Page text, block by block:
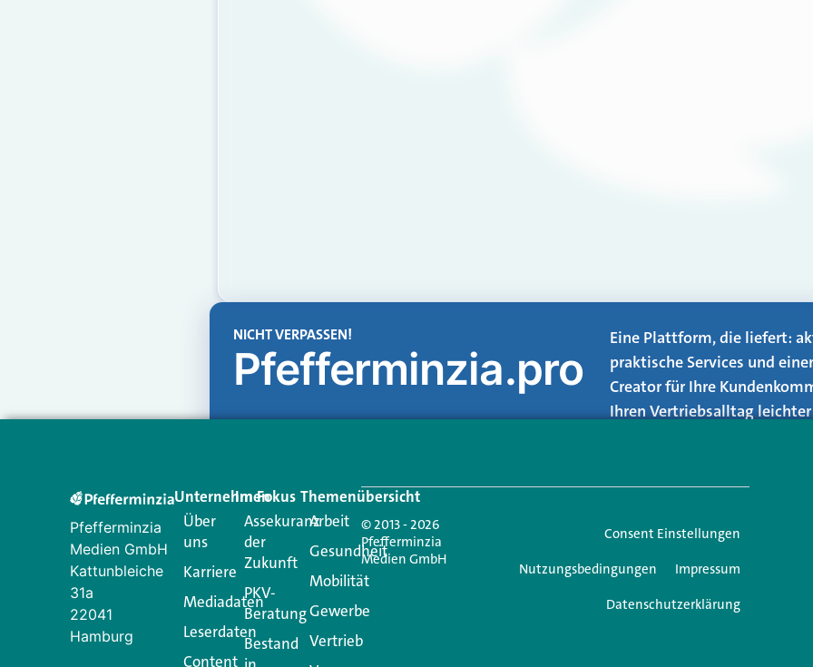
NICHT VERPASSEN!
Pfefferminzia.pro
Eine Plattform, die liefert:
praktische Services und
Creator für Ihre
Ihren Vertriebsalltag
Pfefferminzia
Medien GmbH
Kattunbleiche
31a
22041
Hamburg
Unternehmen
Über
uns
Karriere
Mediadaten
Leserdaten
Content
Im Fokus
Assekuranz
der
Zukunft
PKV-
Beratung
Bestand
Themenübersicht
Arbeit
Gesundheit
Mobilität
Gewerbe
Vertrieb
© 2013 - 2026
Pfefferminzia
Medien GmbH
Consent Einstellungen
Nutzungsbedingungen
Impressum
Datenschutzerklärung